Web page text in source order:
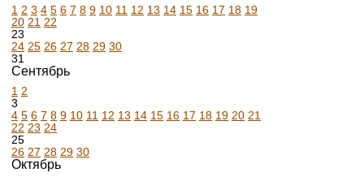
1 2 3 4 5 6 7 8 9 10 11 12 13 14 15 16 17 18 19
20 21 22
23
24 25 26 27 28 29 30
31
Сентябрь
1 2
3
4 5 6 7 8 9 10 11 12 13 14 15 16 17 18 19 20 21
22 23 24
25
26 27 28 29 30
Октябрь